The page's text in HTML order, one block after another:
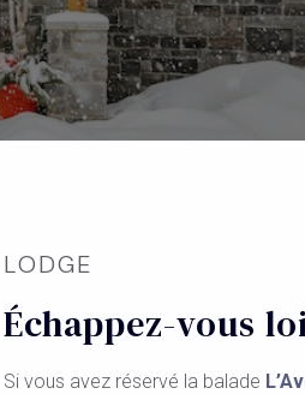
LODGE
Échappez-vous
Si vous avez réservé la balade